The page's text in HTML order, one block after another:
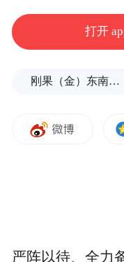
打开
刚果（金）东南部中资企业钴产品铀含量超标？官方回应
严阵以待、全力